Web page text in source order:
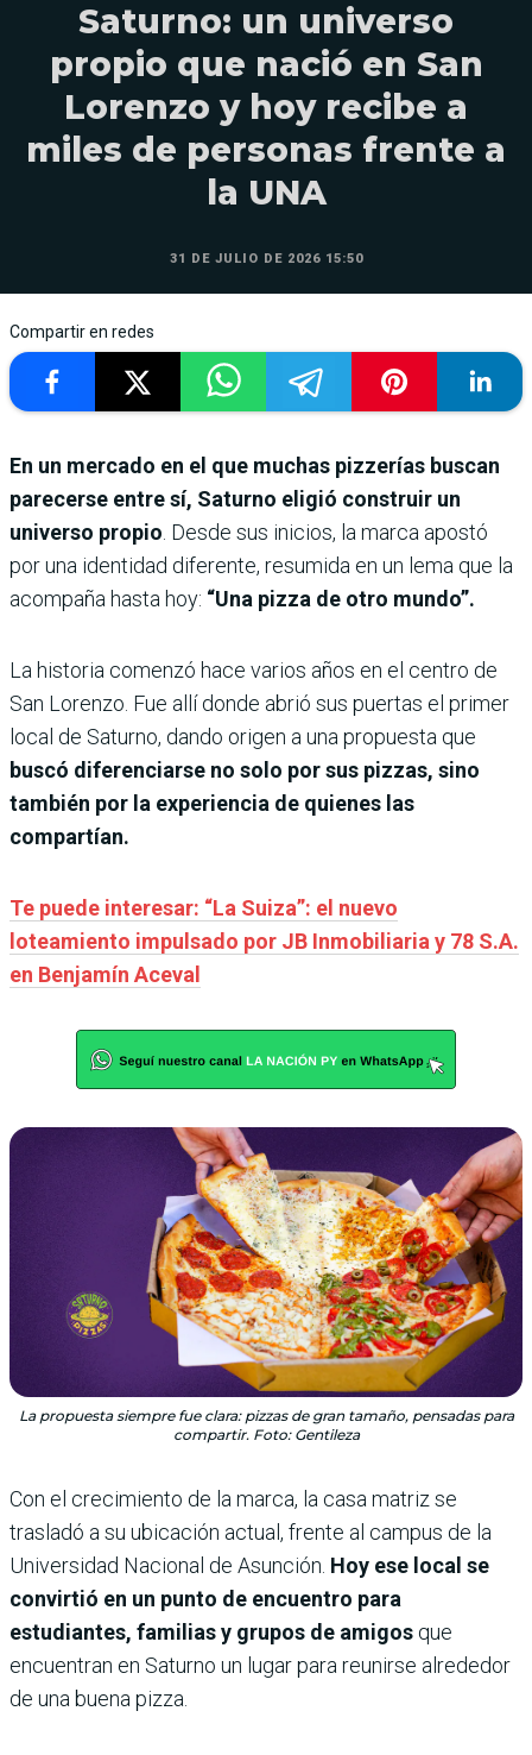
Saturno: un universo
propio que nació en San
Lorenzo y hoy recibe a
miles de personas frente a
la UNA
31 DE JULIO DE 2026 15:50
Compartir en redes
En un mercado en el que muchas pizzerías buscan
parecerse entre sí, Saturno eligió construir un
universo propio. Desde sus inicios, la marca apostó
por una identidad diferente, resumida en un lema que la
acompaña hasta hoy: “Una pizza de otro mundo”.
La historia comenzó hace varios años en el centro de
San Lorenzo. Fue allí donde abrió sus puertas el primer
local de Saturno, dando origen a una propuesta que
buscó diferenciarse no solo por sus pizzas, sino
también por la experiencia de quienes las
compartían.
Te puede interesar: “La Suiza”: el nuevo
loteamiento impulsado por JB Inmobiliaria y 78 S.A.
en Benjamín Aceval
La propuesta siempre fue clara: pizzas de gran tamaño, pensadas para
compartir. Foto: Gentileza
Con el crecimiento de la marca, la casa matriz se
trasladó a su ubicación actual, frente al campus de la
Universidad Nacional de Asunción. Hoy ese local se
convirtió en un punto de encuentro para
estudiantes, familias y grupos de amigos que
encuentran en Saturno un lugar para reunirse alrededor
de una buena pizza.